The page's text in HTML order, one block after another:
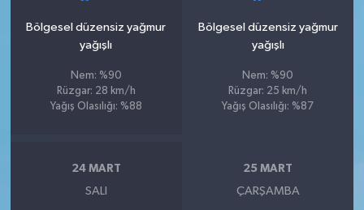
Bölgesel düzensiz yağmur
yağışlı
Nem: %90
Rüzgar: 28 km/h
Yağış Olasılığı: %88
Bölgesel düzensiz yağmur
yağışlı
Nem: %90
Rüzgar: 25 km/h
Yağış Olasılığı: %87
24 MART
SALI
25 MART
ÇARŞAMBA